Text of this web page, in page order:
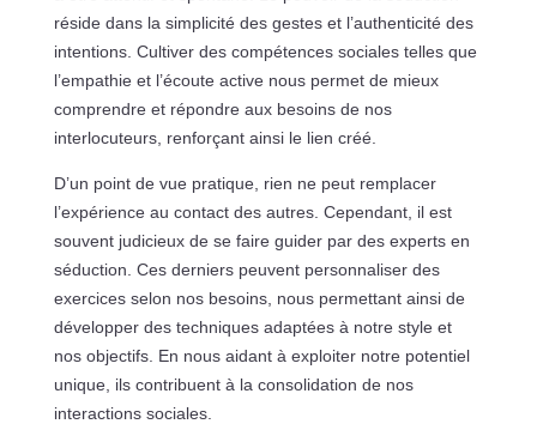
réside dans la simplicité des gestes et l’authenticité des
intentions. Cultiver des compétences sociales telles que
l’empathie et l’écoute active nous permet de mieux
comprendre et répondre aux besoins de nos
interlocuteurs, renforçant ainsi le lien créé.
D’un point de vue pratique, rien ne peut remplacer
l’expérience au contact des autres. Cependant, il est
souvent judicieux de se faire guider par des experts en
séduction. Ces derniers peuvent personnaliser des
exercices selon nos besoins, nous permettant ainsi de
développer des techniques adaptées à notre style et
nos objectifs. En nous aidant à exploiter notre potentiel
unique, ils contribuent à la consolidation de nos
interactions sociales.